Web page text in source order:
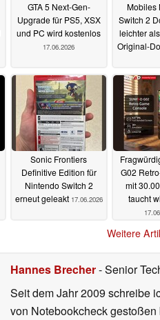
GTA 5 Next-Gen-
Upgrade für PS5, XSX
und PC wird kostenlos
17.06.2026
Mobiles
Switch 2
leichter
Original-
Sonic Frontiers
Definitive Edition für
Nintendo Switch 2
erneut geleakt 17.06.2026
G02
mit
taucht
Weitere
Hannes Brecher- Senior
Seit dem Jahr 2009 schreibe
von Notebookcheck